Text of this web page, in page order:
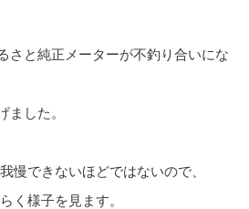
さと純正メーターが不釣り合いにな
ました。
慢できないほどではないので、
く様子を見ます。